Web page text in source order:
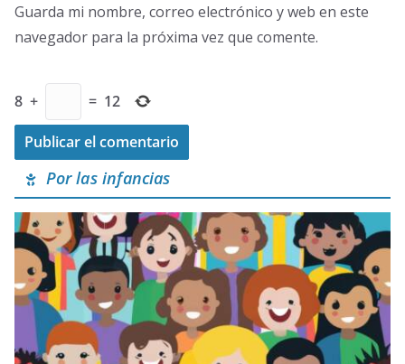
Guarda mi nombre, correo electrónico y web en este
navegador para la próxima vez que comente.
8 + = 12
Por las infancias